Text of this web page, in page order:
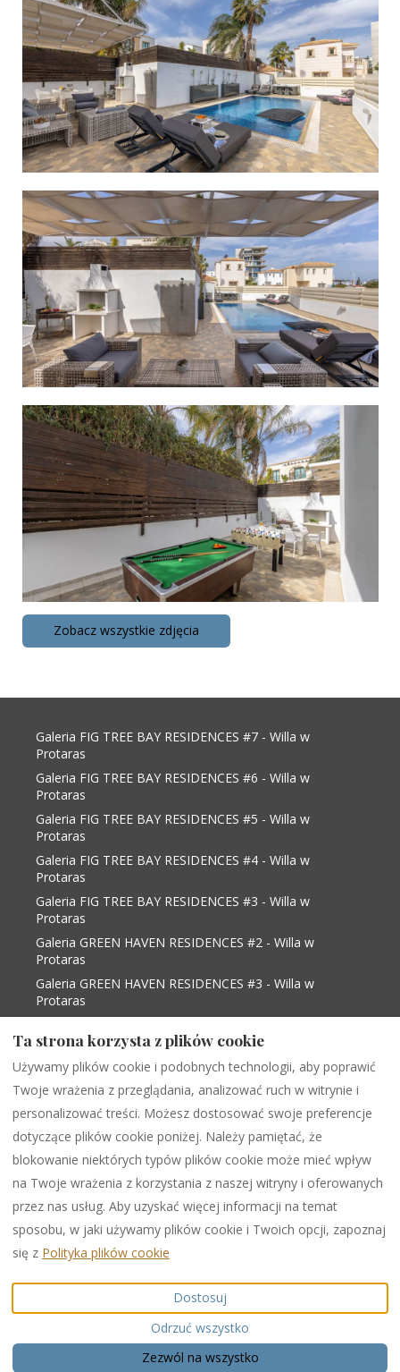
Zobacz wszystkie zdjęcia
Galeria FIG TREE BAY RESIDENCES #7 - Willa w
Protaras
Galeria FIG TREE BAY RESIDENCES #6 - Willa w
Protaras
Galeria FIG TREE BAY RESIDENCES #5 - Willa w
Protaras
Galeria FIG TREE BAY RESIDENCES #4 - Willa w
Protaras
Galeria FIG TREE BAY RESIDENCES #3 - Willa w
Protaras
Galeria GREEN HAVEN RESIDENCES #2 - Willa w
Protaras
Galeria GREEN HAVEN RESIDENCES #3 - Willa w
Protaras
Protaras - Vacation Home in Protaras
Gallery Protaras View #9 - Fig tree bay- Central
Protaras - Vacation Home in Protaras
Gallery Protaras View 2 - Fig tree Bay Central
Protaras - Villa in Paralimni
Polish EUR +35799538599
284 Protaras -Cape Greco
Avenue, Shop 1,
PARALIMNI, Famagusta,
Adres e-mail:
info@purpleinternational.e
zastrzeżone
Ta strona korzysta z plików cookie
Używamy plików cookie i podobnych technologii, aby poprawić
Twoje wrażenia z przeglądania, analizować ruch w witrynie i
personalizować treści. Możesz dostosować swoje preferencje
dotyczące plików cookie poniżej. Należy pamiętać, że
blokowanie niektórych typów plików cookie może mieć wpływ
na Twoje wrażenia z korzystania z naszej witryny i oferowanych
przez nas usług. Aby uzyskać więcej informacji na temat
sposobu, w jaki używamy plików cookie i Twoich opcji, zapoznaj
się z Polityka plików cookie
Dostosuj
Odrzuć wszystko
Zezwól na wszystko